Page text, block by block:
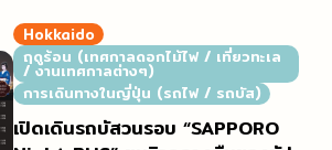
Hokkaido
ฤดูร้อน (เทศกาลดอกไม้ไฟ / เที่ยวทะเล
/ งานเทศกาลต่างๆ)
การเดินทางในญี่ปุ่น (รถไฟ / รถบัส)
เปิดเดินรถบัสวนรอบ “SAPPORO